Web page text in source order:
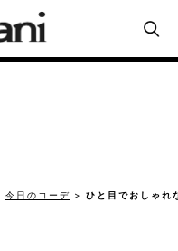
今日のコーデ ひと目でおしゃれ